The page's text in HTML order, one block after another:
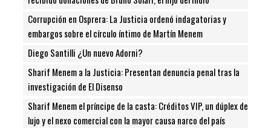
Corrupción en Osprera: La Justicia ordenó indagatorias y
embargos sobre el círculo íntimo de Martín Menem
Diego Santilli ¿Un nuevo Adorni?
Sharif Menem a la Justicia: Presentan denuncia penal tras la
investigación de El Disenso
Sharif Menem el príncipe de la casta: Créditos VIP, un dúplex de
lujo y el nexo comercial con la mayor causa narco del país